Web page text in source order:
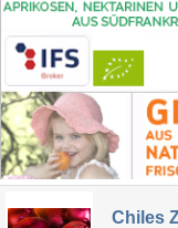
Chiles